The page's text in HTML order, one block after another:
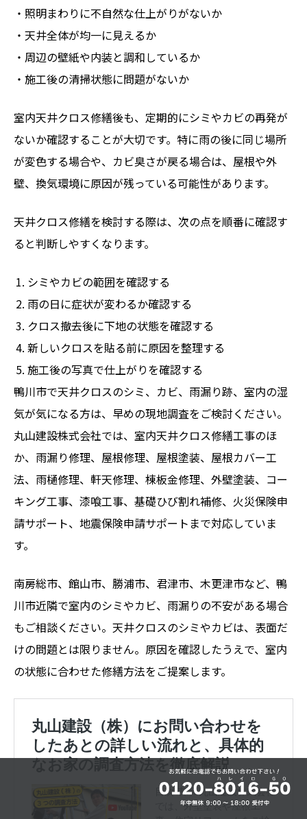
・照明まわりに不自然な仕上がりがないか
・天井全体が均一に見えるか
・周辺の壁紙や内装と調和しているか
・施工後の清掃状態に問題がないか
室内天井クロス修繕後も、定期的にシミやカビの再発が
ないか確認することが大切です。特に雨の後に同じ場所
が変色する場合や、カビ臭さが戻る場合は、屋根や外
壁、換気環境に原因が残っている可能性があります。
天井クロス修繕を検討する際は、次の点を順番に確認す
ると判断しやすくなります。
シミやカビの範囲を確認する
雨の日に症状が変わるか確認する
クロス撤去後に下地の状態を確認する
新しいクロスを貼る前に原因を整理する
施工後の写真で仕上がりを確認する
鴨川市で天井クロスのシミ、カビ、雨漏り跡、室内の湿
気が気になる方は、早めの現地調査をご検討ください。
丸山建設株式会社では、室内天井クロス修繕工事のほ
か、雨漏り修理、屋根修理、屋根塗装、屋根カバー工
法、雨樋修理、軒天修理、棟板金修理、外壁塗装、コー
キング工事、漆喰工事、基礎ひび割れ補修、火災保険申
請サポート、地震保険申請サポートまで対応していま
す。
南房総市、館山市、勝浦市、君津市、木更津市など、鴨
川市近隣で室内のシミやカビ、雨漏りの不安がある場合
もご相談ください。天井クロスのシミやカビは、表面だ
けの問題とは限りません。原因を確認したうえで、室内
の状態に合わせた修繕方法をご提案します。